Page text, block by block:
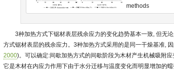
methods
3种加热方式下锯材表层残余应力的变化趋势基本一致, 但无
方式锯材表层的残余应力。3种加热方式采用的是同一干燥基准,
2000)。可以确定:间歇加热方式的间歇阶段为木材产生机械吸附
它是木材在内应力作用下由于水分迁移与温度变化而明显增加的